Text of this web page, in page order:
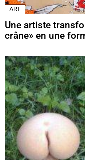
ART
Une artiste
crâne» en une